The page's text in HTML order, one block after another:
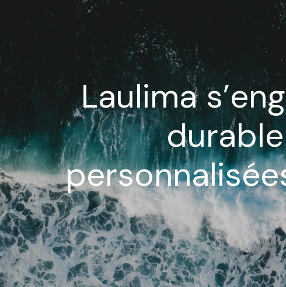
Laulima